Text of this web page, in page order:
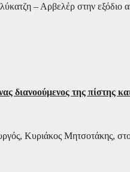
– Αρβελέρ στην εξόδιο
της πίστης
Κυριάκος Μητσοτάκης,